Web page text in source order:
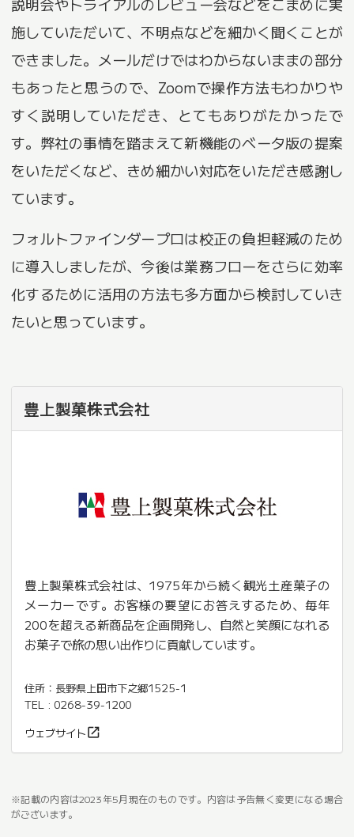
施していただいて、不明点などを細かく聞くことが
できました。メールだけではわからないままの部分
もあったと思うので、Zoomで操作方法もわかりや
すく説明していただき、とてもありがたかったで
す。弊社の事情を踏まえて新機能のベータ版の提案
をいただくなど、きめ細かい対応をいただき感謝し
ています。
フォルトファインダープロは校正の負担軽減のため
に導入しましたが、今後は業務フローをさらに効率
化するために活用の方法も多方面から検討していき
たいと思っています。
豊上製菓株式会社
豊上製菓株式会社は、1975年から続く観光土産菓子の
メーカーです。お客様の要望にお答えするため、毎年
200を超える新商品を企画開発し、自然と笑顔になれる
お菓子で旅の思い出作りに貢献しています。
住所：長野県上田市下之郷1525-1
TEL : 0268-39-1200
ウェブサイト
※記載の内容は2023年5月現在のものです。内容は予告無く変更になる場合
がございます。